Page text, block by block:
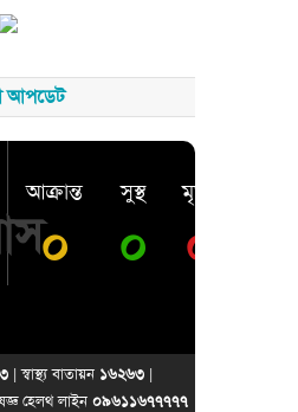
আপডেট
আক্রান্ত
০
সুস্থ
০
মৃত্যু
০
| স্বাস্থ্য বাতায়ন ১৬২৬৩ |
হেলথ লাইন০৯৬১১৬৭৭৭৭৭